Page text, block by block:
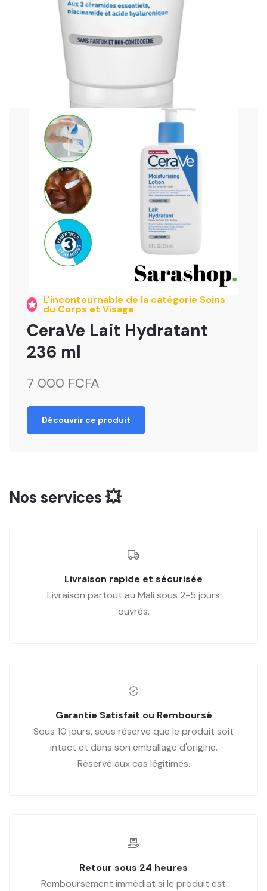
cerave Crème Hydratante Visage SPF30
11 000 FCFA
L'incontournable de la catégorie Soins
du Corps et Visage
CeraVe Lait Hydratant
236 ml
7 000 FCFA
Découvrir ce produit
Nos services 💥
Livraison rapide et sécurisée
Livraison partout au Mali sous 2-5 jours
ouvrés.
Garantie Satisfait ou Remboursé
Sous 10 jours, sous réserve que le produit soit
intact et dans son emballage d'origine.
Réservé aux cas légitimes.
Retour sous 24 heures
Remboursement immédiat si le produit est